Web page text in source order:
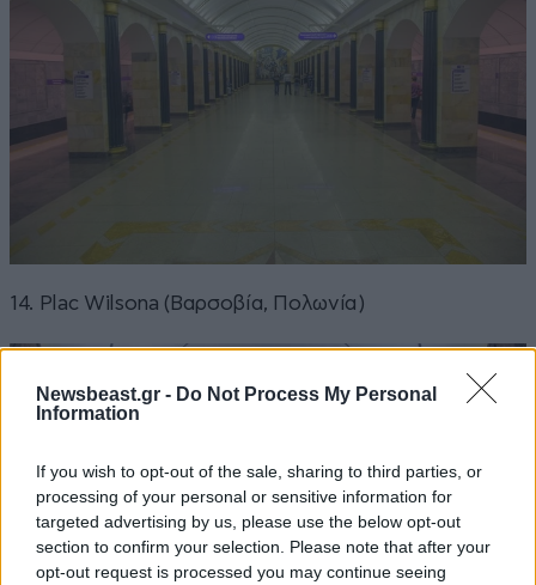
Newsbeast.gr - Do Not Process My Personal
Information
If you wish to opt-out of the sale, sharing to third parties, or
processing of your personal or sensitive information for
targeted advertising by us, please use the below opt-out
section to confirm your selection. Please note that after your
opt-out request is processed you may continue seeing
14. Plac Wilsona (Βαρσοβία, Πολωνία)